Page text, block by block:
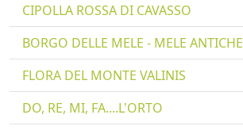
CIPOLLA ROSSA DI CAVASSO
BORGO DELLE MELE - MELE ANTICHE
FLORA DEL MONTE VALINIS
DO, RE, MI, FA....L'ORTO